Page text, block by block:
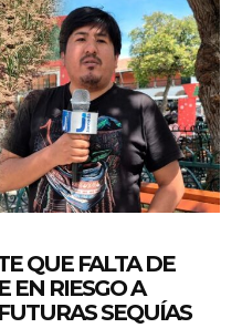
QUE FALTA DE
EN RIESGO A
SEQUÍAS